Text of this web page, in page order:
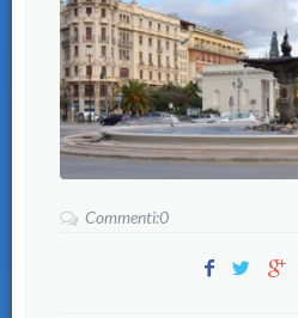
Commenti:0